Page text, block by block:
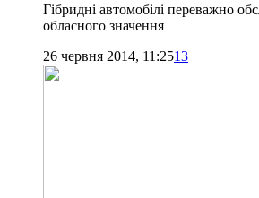
Гібридні автомобілі переважно
обласного значення
26 червня 2014, 11:2513